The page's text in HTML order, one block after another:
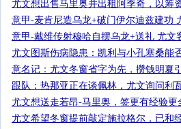
尤文想出售马里奥并出租阿季奇，以筹
意甲-麦肯尼造乌龙+破门伊尔迪兹建功
意甲-戴维传射穆哈自摆乌龙+送礼 尤文
尤文图斯伤病隐患：凯利与小孔塞桑能
意名记：尤文冬窗省字为先，攒钱明夏
跟队：热那亚正在谈佩林，尤文询问利
尤文想送走若昂-马里奥，签更有经验更
尤文希望冬窗提前敲定施拉格尔，已和